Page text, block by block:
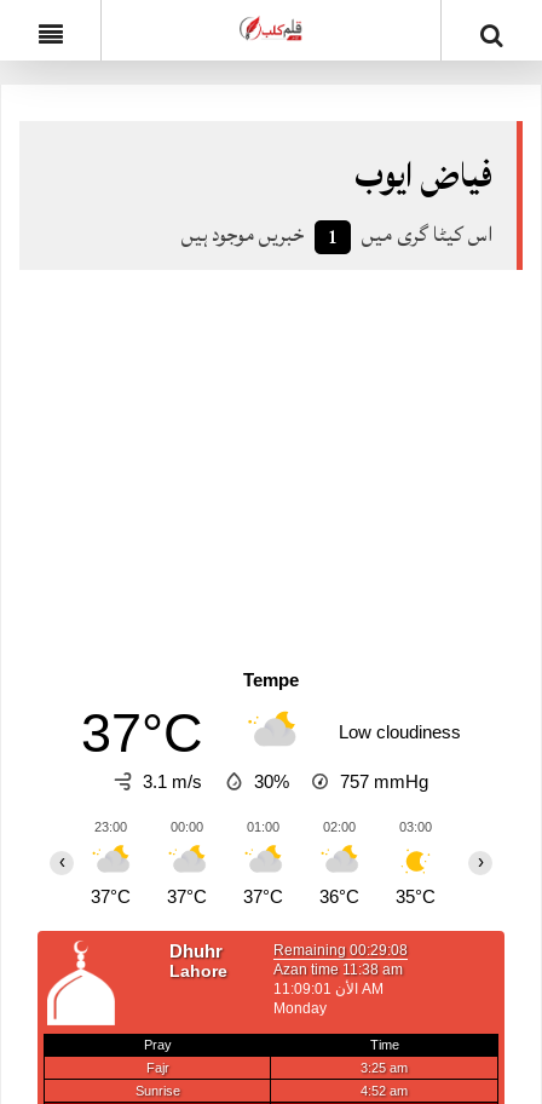
فیاض ایوب
اس کیٹا گری میں 1 خبریں موجود ہیں
Tempe
37°C Low cloudiness
3.1 m/s 30% 757 mmHg
23:00
37°C
00:00
37°C
01:00
37°C
02:00
36°C
03:00
35°C
‹ ›